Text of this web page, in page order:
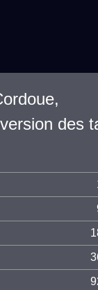
des